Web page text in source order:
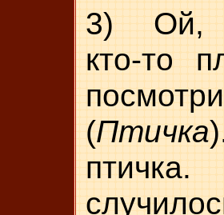
3) Ой,
кто-то
(Птичка